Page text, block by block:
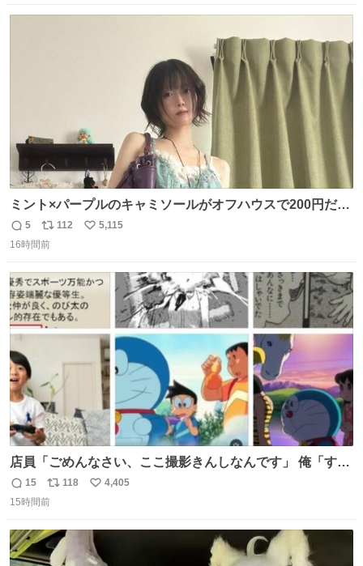
ミント×パープルのキャミソールがオフハウスで200円だっ
た♩
返
信
5
リ
ポ
ト
数
112
い
数
5,115
16時間前
店員「ごめんなさい、ここ撮影きんしなんです」 俺「すみ
ません！すぐ消します」 店員「念のためフォルダから消し
返
信
15
リ
ポ
ト
数
118
い
数
4,405
15時間前